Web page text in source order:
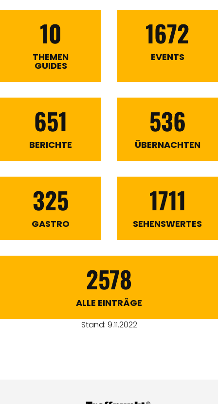
10
THEMEN
GUIDES
1672
EVENTS
651
BERICHTE
536
ÜBERNACHTEN
325
GASTRO
1711
SEHENSWERTES
2578
ALLE EINTRÄGE
Stand: 9.11.2022